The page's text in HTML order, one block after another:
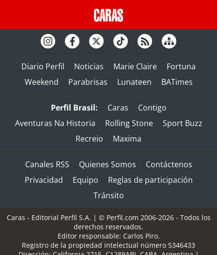
Diario Perfil Noticias Marie Claire
Fortuna
Weekend
Parabrisas Lunateen BATimes
Perfil Brasil: Caras
Contigo
Aventuras Na Historia
Rolling Stone
Sport Buzz
Recreio
Maxima
Canales RSS Quienes Somos
Contáctenos
Privacidad
Equipo
Reglas de participación
Tránsito
Caras - Editorial Perfil S.A. | © Perfil.com 2006-2026 - Todos los
derechos reservados.
Editor responsable: Carlos Piro.
Registro de la propiedad intelectual número 5346433